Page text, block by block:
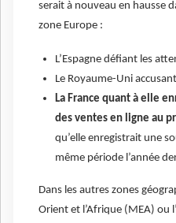
serait à nouveau en hausse
zone Europe :
L’Espagne défiant les
Le Royaume-Uni
La France quant à elle
des ventes en ligne au
qu’elle enregistrait une
même période l’année
Dans les autres zones
Orient et l’Afrique (MEA) ou